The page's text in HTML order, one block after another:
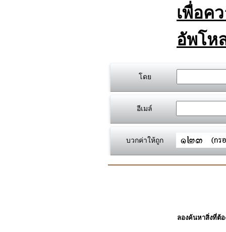
เพื่อค
อัพโห
โดย
อีเมล์
บวกค่าให้ถูก
ลองค้นหาสิ่งที่ต้อ